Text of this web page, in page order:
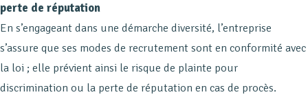
perte de réputation
En s’engageant dans une démarche diversité, l’entreprise
s’assure que ses modes de recrutement sont en conformité avec
la loi ; elle prévient ainsi le risque de plainte pour
discrimination ou la perte de réputation en cas de procès.